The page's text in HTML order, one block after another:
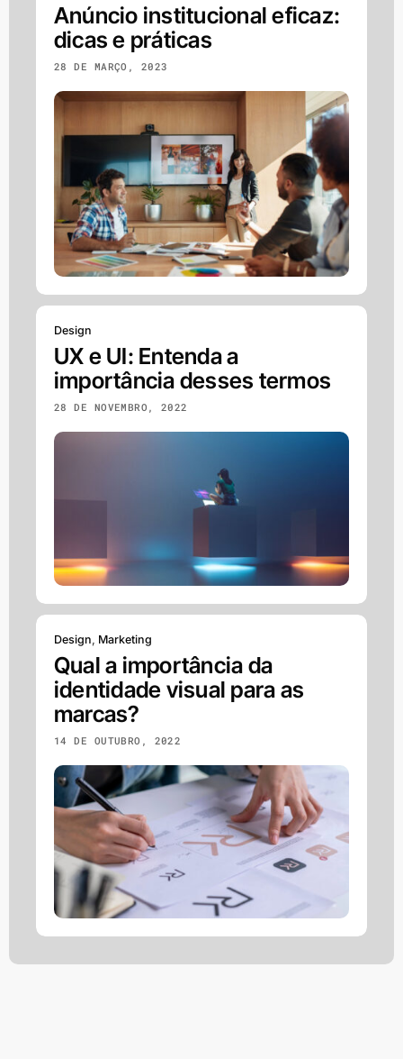
Anúncio institucional eficaz:
dicas e práticas
28 DE MARÇO, 2023
Design
UX e UI: Entenda a
importância desses termos
28 DE NOVEMBRO, 2022
Design Marketing
Qual a importância da
identidade visual para as
marcas?
14 DE OUTUBRO, 2022